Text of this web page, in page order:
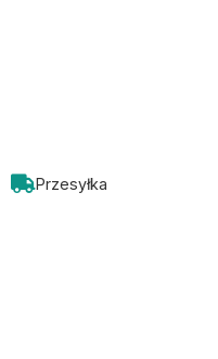
Przesyłka